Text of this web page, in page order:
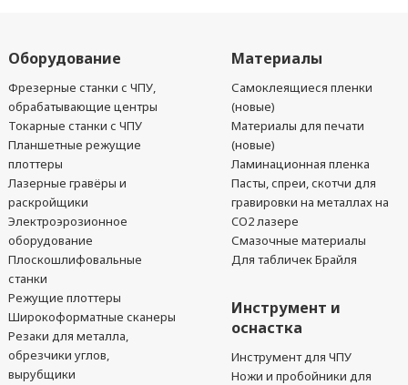
Оборудование
Фрезерные станки с ЧПУ,
обрабатывающие центры
Токарные станки с ЧПУ
Планшетные режущие
плоттеры
Лазерные гравёры и
раскройщики
Электроэрозионное
оборудование
Плоскошлифовальные
станки
Режущие плоттеры
Широкоформатные сканеры
Резаки для металла,
обрезчики углов,
вырубщики
Материалы
Самоклеящиеся пленки
(новые)
Материалы для печати
(новые)
Ламинационная пленка
Пасты, спреи, скотчи для
гравировки на металлах на
CO2 лазере
Смазочные материалы
Для табличек Брайля
Инструмент и
оснастка
Инструмент для ЧПУ
Ножи и пробойники для